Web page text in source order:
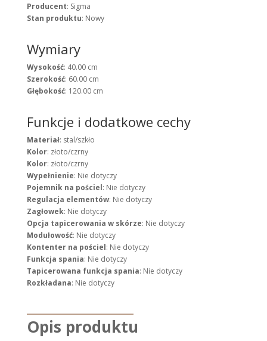
Producent: Sigma
Stan produktu: Nowy
Wymiary
Wysokość: 40.00 cm
Szerokość: 60.00 cm
Głębokość: 120.00 cm
Funkcje i dodatkowe cechy
Materiał: stal/szkło
Kolor: złoto/czrny
Kolor: złoto/czrny
Wypełnienie: Nie dotyczy
Pojemnik na pościel: Nie dotyczy
Regulacja elementów: Nie dotyczy
Zagłowek: Nie dotyczy
Opcja tapicerowania w skórze: Nie dotyczy
Modułowość: Nie dotyczy
Kontenter na pościel: Nie dotyczy
Funkcja spania: Nie dotyczy
Tapicerowana funkcja spania: Nie dotyczy
Rozkładana: Nie dotyczy
Opis produktu